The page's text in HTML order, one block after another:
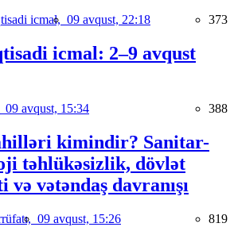
icmal, 09 avqust, 22:18 373
icmal: 2–9 avqust
09 avqust, 15:34 388
kimindir? Sanitar-
təhlükəsizlik, dövlət
və vətəndaş davranışı
09 avqust, 15:26 819